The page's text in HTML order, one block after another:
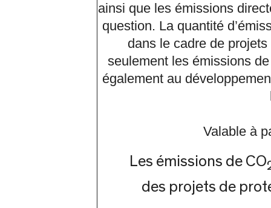
ainsi que les émissions
question. La quantité
dans le cadre de
seulement les émissions
également au
Valable à
Les émissions de CO
des projets de